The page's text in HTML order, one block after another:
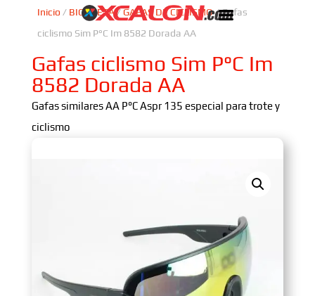
Inicio / BICICLETA/GAFAS DE CICLISMO/ Gafas
ciclismo Sim P°C Im 8582 Dorada AA
Gafas ciclismo Sim P°C Im
8582 Dorada AA
Gafas similares AA P°C Aspr 135 especial para trote y
ciclismo